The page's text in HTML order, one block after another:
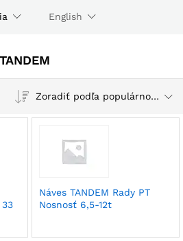
English
Zoradiť podľa populárnosti
Náves TANDEM Rady PT
Nosnosť 6,5-12t